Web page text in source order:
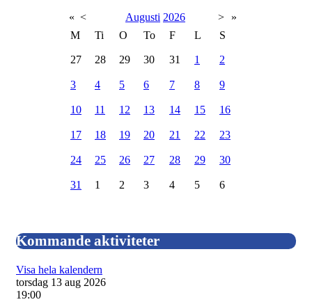
« < Augusti 2026 >
»
M
Ti O To F L S
27 28 29 30 31 1 2
3 4 5 6 7 8 9
10 11 12 13 14 15 16
17 18 19 20 21 22 23
24 25 26 27 28 29 30
31 1 2 3 4 5 6
Kommande aktiviteter
Visa hela kalendern
torsdag 13 aug 2026
19:00